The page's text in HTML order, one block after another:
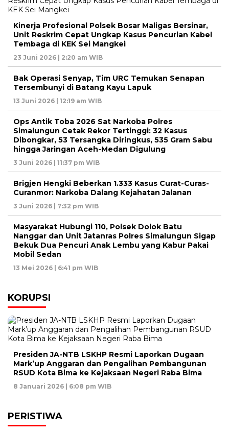
Kinerja Profesional Polsek Bosar Maligas Bersinar,
Unit Reskrim Cepat Ungkap Kasus Pencurian Kabel
Tembaga di KEK Sei Mangkei
23 Juni 2026 | 2:20 am WIB
Bak Operasi Senyap, Tim URC Temukan Senapan
Tersembunyi di Batang Kayu Lapuk
13 Juni 2026 | 12:19 am WIB
Ops Antik Toba 2026 Sat Narkoba Polres
Simalungun Cetak Rekor Tertinggi: 32 Kasus
Dibongkar, 53 Tersangka Diringkus, 535 Gram Sabu
hingga Jaringan Aceh-Medan Digulung
3 Juni 2026 | 11:37 pm WIB
Brigjen Hengki Beberkan 1.333 Kasus Curat-Curas-
Curanmor: Narkoba Dalang Kejahatan Jalanan
3 Juni 2026 | 7:32 pm WIB
Masyarakat Hubungi 110, Polsek Dolok Batu
Nanggar dan Unit Jatanras Polres Simalungun Sigap
Bekuk Dua Pencuri Anak Lembu yang Kabur Pakai
Mobil Sedan
13 Mei 2026 | 6:41 pm WIB
KORUPSI
Presiden JA-NTB LSKHP Resmi Laporkan Dugaan
Mark’up Anggaran dan Pengalihan Pembangunan
RSUD Kota Bima ke Kejaksaan Negeri Raba Bima
8 Januari 2026 | 6:08 pm WIB
PERISTIWA